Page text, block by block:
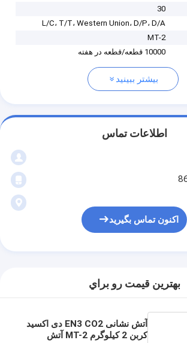
30
L/C، T/T، Western Union، D/P، D/A
MT-2
10000 قطعه/قطعه در هفته
بیشتر ببینید
اطلاعات تماس
اکنون تماس بگیرید
بهترين قيمت رو براي
آتش نشانی EN3 CO2 دی اکسید
کربن 2 کیلوگرم MT-2 آتش